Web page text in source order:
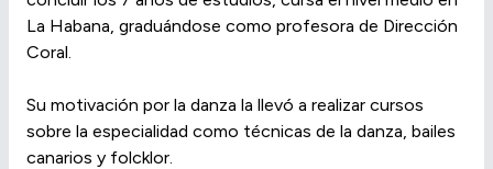
La Habana, graduándose como profesora de Dirección
Coral.
Su motivación por la danza la llevó a realizar cursos
sobre la especialidad como técnicas de la danza, bailes
canarios y folcklor.